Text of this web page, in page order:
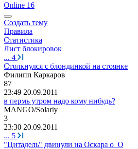
Online 16
Создать тему
Правила
Статистика
Лист блокировок
... 4
Столкнулся с блондинкой на стоянке
Филипп Каркаров
87
23:49 20.09.2011
в пермь утром надо кому нибудь?
MANGO/Solariy
3
23:30 20.09.2011
... 5
"Цитадель" двинули на Оскара о_О